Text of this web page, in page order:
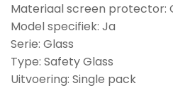
Materiaal screen protector:
Model specifiek: Ja
Serie: Glass
Type: Safety Glass
Uitvoering: Single pack